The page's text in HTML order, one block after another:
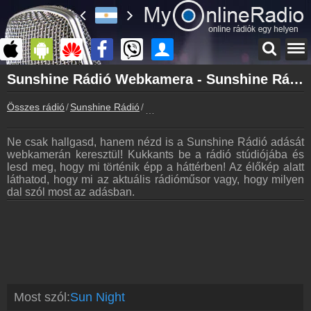
Főoldal
myonlineradio.hu
Sunshine Rádió
Bejelentkezés
Hozz létre saját fiókot!
Most szól
Tudd meg mi szólt eddig
Műsorújság
Sunshine Rádió műsorai
Sunshine Rádió Webkamera - Sunshine Rádió Élőkép
Összes rádió Sunshine Rádió
Ne csak hallgasd, hanem nézd is a Sunshine Rádió adását
webkamerán keresztül! Kukkants be a rádió stúdiójába és
lesd meg, hogy mi történik épp a háttérben! Az élőkép alatt
láthatod, hogy mi az aktuális rádióműsor vagy, hogy milyen
dal szól most az adásban.
Most szól:Sun Night